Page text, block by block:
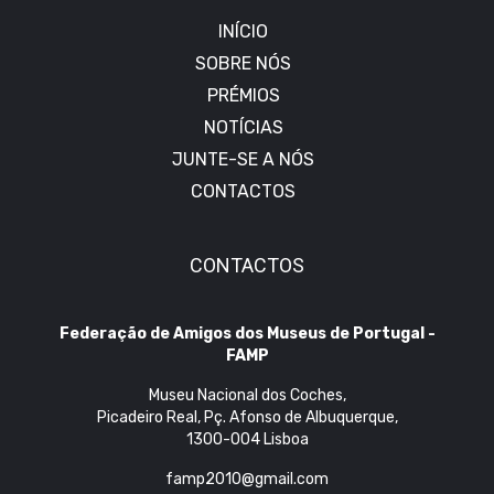
INÍCIO
SOBRE NÓS
PRÉMIOS
NOTÍCIAS
JUNTE-SE A NÓS
CONTACTOS
CONTACTOS
Federação de Amigos dos Museus de Portugal -
FAMP
Museu Nacional dos Coches,
Picadeiro Real, Pç. Afonso de Albuquerque,
1300-004 Lisboa
famp2010@gmail.com